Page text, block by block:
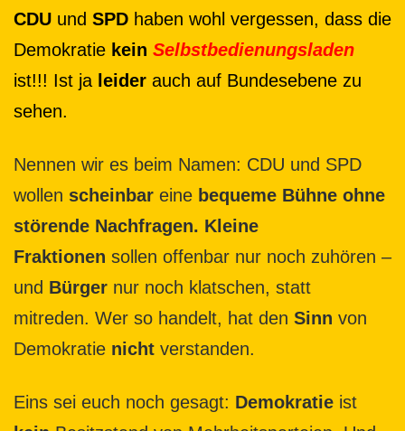
CDU und SPD haben wohl vergessen, dass die
Demokratie kein Selbstbedienungsladen
ist!!! Ist ja leider auch auf Bundesebene zu
sehen.
Nennen wir es beim Namen: CDU und SPD
wollen scheinbar eine bequeme Bühne ohne
störende Nachfragen. Kleine
Fraktionen sollen offenbar nur noch zuhören –
und Bürger nur noch klatschen, statt
mitreden. Wer so handelt, hat den Sinn von
Demokratie nicht verstanden.
Eins sei euch noch gesagt: Demokratie ist